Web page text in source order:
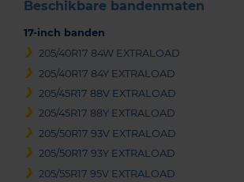
Beschikbare bandenmaten
17-inch banden
205/40R17 84W EXTRALOAD
205/40R17 84Y EXTRALOAD
205/45R17 88V EXTRALOAD
205/45R17 88Y EXTRALOAD
205/50R17 93V EXTRALOAD
205/50R17 93Y EXTRALOAD
205/55R17 95V EXTRALOAD